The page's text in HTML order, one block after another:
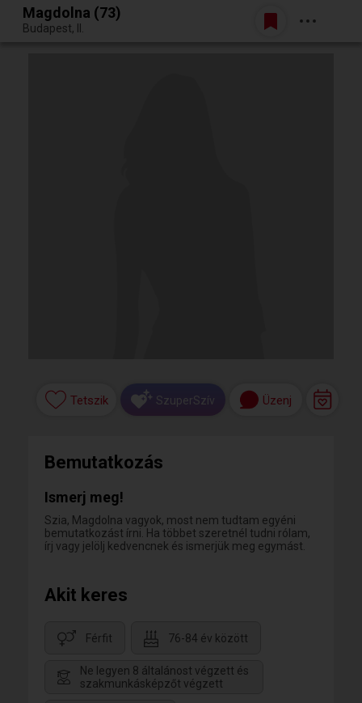
Egy jó randiból bármi lehet.
Belépés
Magdolna (73)
Budapest, II.
Tetszik SzuperSzív Üzenj
Bemutatkozás
Ismerj meg!
Szia, Magdolna vagyok, most nem tudtam egyéni
bemutatkozást írni. Ha többet szeretnél tudni rólam,
írj vagy jelölj kedvencnek és ismerjük meg egymást.
Akit keres
Férfit 76-84 év között
Ne legyen 8 általánost végzett és
szakmunkásképzőt végzett